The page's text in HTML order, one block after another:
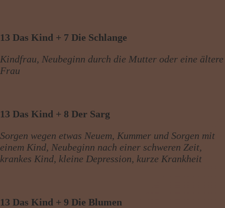
13 Das Kind + 7 Die Schlange
Kindfrau, Neubeginn durch die Mutter oder eine ältere
Frau
13 Das Kind + 8 Der Sarg
Sorgen wegen etwas Neuem, Kummer und Sorgen mit
einem Kind, Neubeginn nach einer schweren Zeit,
krankes Kind, kleine Depression, kurze Krankheit
13 Das Kind + 9 Die Blumen